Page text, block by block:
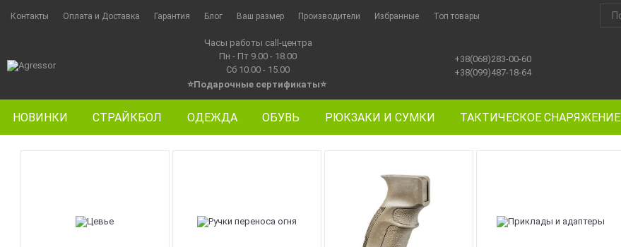
Контакты Оплата и Доставка Гарантия Блог Ваш размер Производители Избранные Топ товары
Часы работы call-центра
Пн - Пт 9.00 - 18.00
Сб 10.00 - 15.00
⭐Подарочные сертификаты⭐
+38(068)283-00-60
+38(099)487-18-64
НОВИНКИ СТРАЙКБОЛ ОДЕЖДА ОБУВЬ РЮКЗАКИ И СУМКИ ТАКТИЧЕСКОЕ СНАРЯЖЕНИЕ